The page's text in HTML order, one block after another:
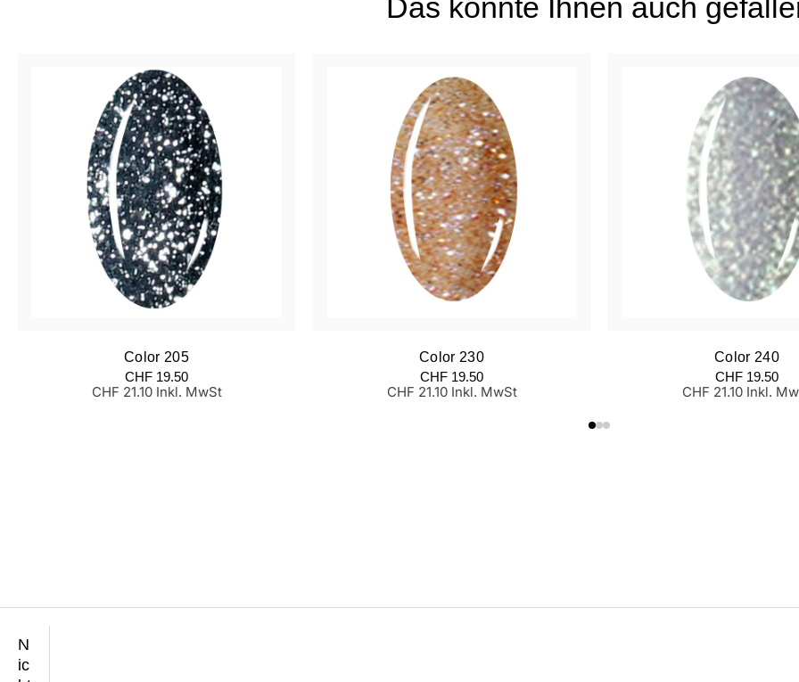
Das könnte Ihnen auch
Color 205
Normaler
Preis
CHF 19.50
CHF 21.10 Inkl. MwSt
Color 230
Normaler
Preis
CHF 19.50
CHF 21.10 Inkl. MwSt
Color 240
Normaler
Preis
CHF 19.50
CHF 21.10 Inkl.
N
ic